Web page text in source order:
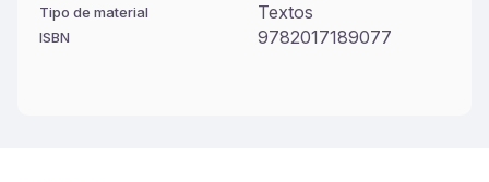
Tipo de material Textos
ISBN 9782017189077